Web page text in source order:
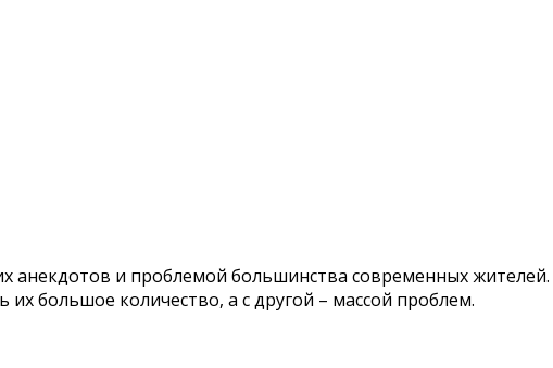
анекдотов и проблемой большинства современных
большое количество, а с другой – массой проблем.